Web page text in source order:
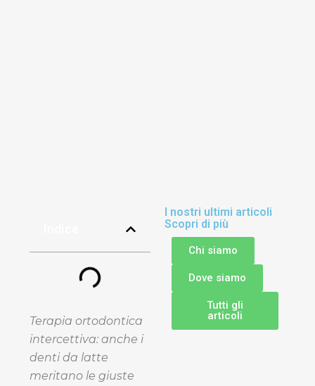
Terapia ortodontica
intercettiva: anche i
denti da latte
meritano le giuste
I nostri ultimi articoli
Scopri di più
Chi siamo
Dove siamo
Tutti gli
articoli